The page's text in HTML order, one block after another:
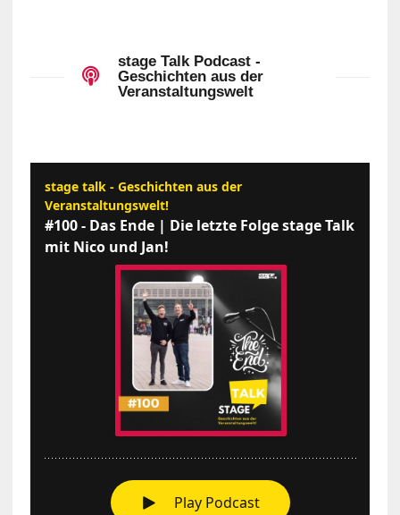
stage Talk Podcast -
Geschichten aus der
Veranstaltungswelt